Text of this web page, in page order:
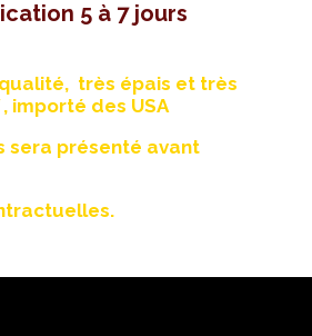
5 à 7 jours
très épais et très
importé des USA
sera présenté avant